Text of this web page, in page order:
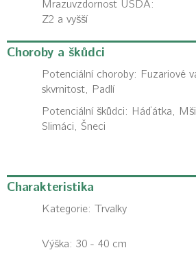
Mrazuvzdornost USDA:
Z2 a vyšší
Choroby a škůdci
Potenciální choroby: Fuzariové
skvrnitost, Padlí
Potenciální škůdci: Háďátka,
Slimáci, Šneci
Charakteristika
Kategorie: Trvalky
Výška: 30 - 40 cm